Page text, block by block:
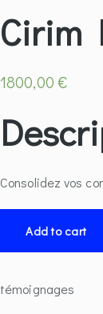
Cirim
1800,00€
Consolidez vos
Professionnel
|
Add to cart
témoignages